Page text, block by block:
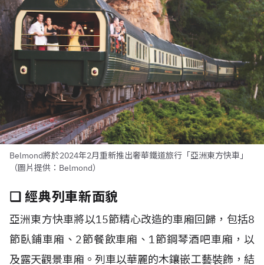
Belmond將於2024年2月重新推出奢華鐵道旅行「亞洲東方快車」
（圖片提供：Belmond）
❏ 經典列車新面貌
亞洲東方快車將以15節精心改造的車廂回歸，包括8
節臥鋪車廂、2節餐飲車廂、1節鋼琴酒吧車廂，以
及露天觀景車廂。列車以華麗的木鑲嵌工藝裝飾，結